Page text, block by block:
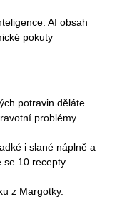
AI obsah
pokuty
potravin děláte
problémy
i slané náplně a
se 10 recepty
z Margotky.